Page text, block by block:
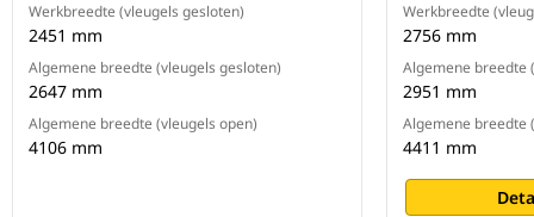
Werkbreedte (vleugels gesloten)
2451 mm
Algemene breedte (vleugels gesloten)
2647 mm
Algemene breedte (vleugels open)
4106 mm
Werkbreedte
2756 mm
Algemene breedte
2951 mm
Algemene breedte
4411 mm